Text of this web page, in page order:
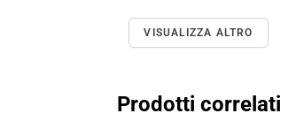
VISUALIZZA ALTRO
Prodotti correlati